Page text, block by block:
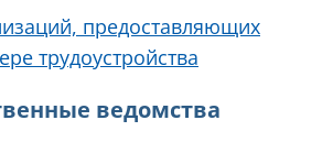
предоставляющих
трудоустройства
ведомства